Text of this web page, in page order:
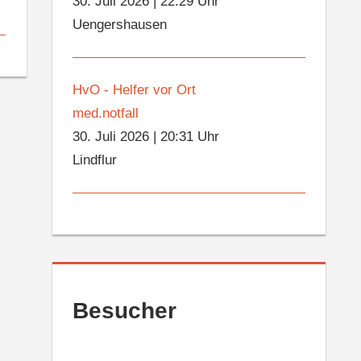
Uengershausen
HvO - Helfer vor Ort
med.notfall
30. Juli 2026 |20:31 Uhr
Lindflur
Besucher